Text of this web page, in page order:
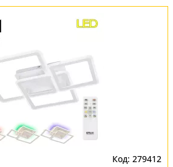
279412